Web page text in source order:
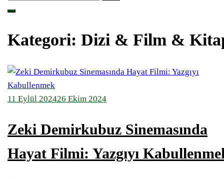
Kategori: Dizi & Film &
11 Eylül 202426 Ekim 2024
Zeki Demirkubuz Sinemasında
Hayat Filmi: Yazgıyı